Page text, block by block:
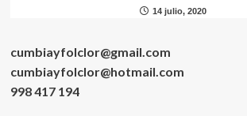
14 julio, 2020
cumbiayfolclor@gmail.com
cumbiayfolclor@hotmail.com
998 417 194